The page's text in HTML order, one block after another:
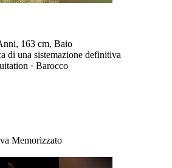
163 cm, Baio
di una sistemazione definitiva
· Barocco
Memorizzato